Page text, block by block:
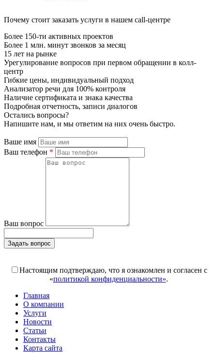
Почему стоит заказать услуги в нашем call-центре
Более 150-ти активных проектов
Более 1 млн. минут звонков за месяц
15 лет на рынке
Урегулирование вопросов при первом обращении в колл-
центр
Гибкие цены, индивидуальный подход
Анализатор речи для 100% контроля
Наличие сертификата и знака качества
Подробная отчетность, записи диалогов
Остались вопросы?
Напишите нам, и мы ответим на них очень быстро.
Ваше имя
Ваш телефон *
Ваш вопрос
Задать вопрос
Настоящим подтверждаю, что я ознакомлен и согласен с
«политикой конфиденциальности».
Главная
О компании
Услуги
Новости
Статьи
Контакты
Карта сайта